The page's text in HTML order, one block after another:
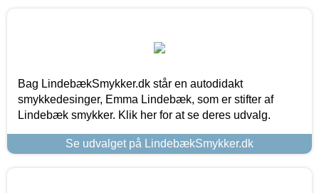
Bag LindebækSmykker.dk står en autodidakt
smykkedesinger, Emma Lindebæk, som er stifter af
Lindebæk smykker. Klik her for at se deres udvalg.
Se udvalget på LindebækSmykker.dk